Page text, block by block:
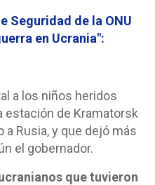
Seguridad de la ONU
en Ucrania":
a los niños heridos
estación de Kramatorsk
a Rusia, y que dejó más
el gobernador.
que tuvieron